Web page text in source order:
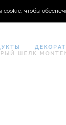
ШЕЛК
чтобы